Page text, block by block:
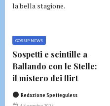
la bella stagione.
GOSSIP NEWS
Sospetti e scintille a
Ballando con le Stelle:
il mistero dei flirt
Redazione Spetteguless